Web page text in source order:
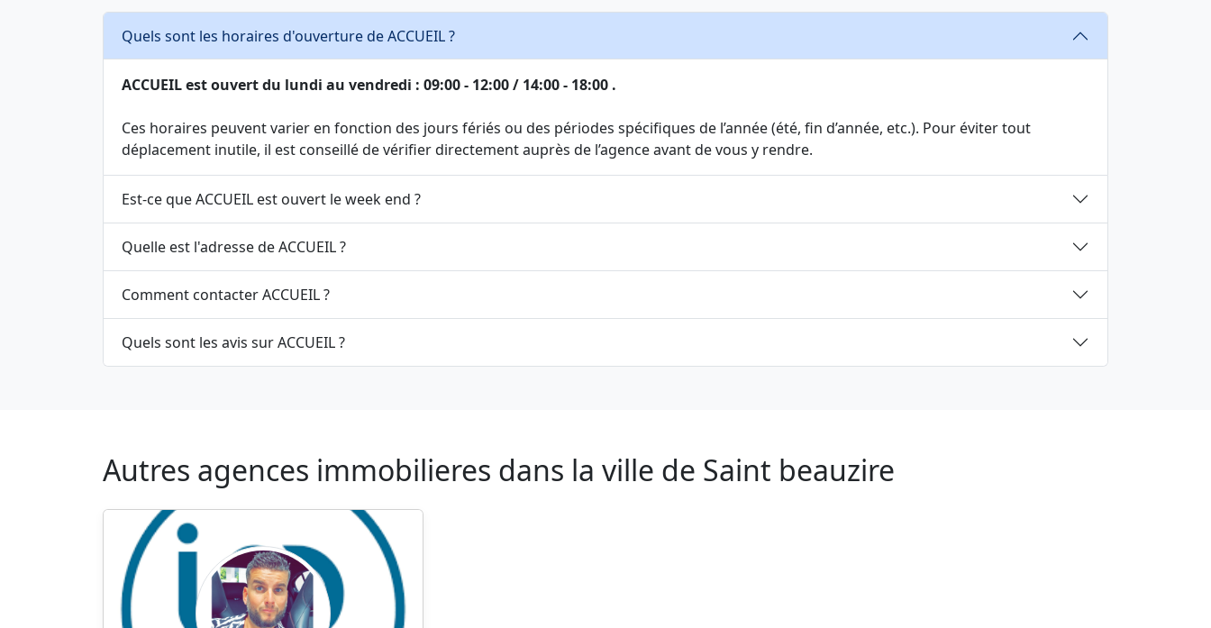
Quels sont les horaires d'ouverture de ACCUEIL ?
ACCUEIL est ouvert du lundi au vendredi : 09:00 - 12:00 / 14:00 - 18:00 .
Ces horaires peuvent varier en fonction des jours fériés ou des périodes spécifiques de l’année (été, fin d’année, etc.). Pour éviter tout
déplacement inutile, il est conseillé de vérifier directement auprès de l’agence avant de vous y rendre.
Est-ce que ACCUEIL est ouvert le week end ?
Quelle est l'adresse de ACCUEIL ?
Comment contacter ACCUEIL ?
Quels sont les avis sur ACCUEIL ?
Autres agences immobilieres dans la ville de Saint beauzire